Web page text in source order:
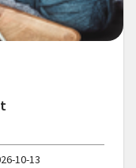
10-13